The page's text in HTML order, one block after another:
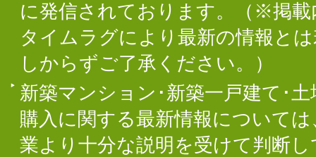
に発信されております。（※掲
タイムラグにより最新の情報と
しからずご了承ください。）
新築マンション･新築一戸建て･
購入に関する最新情報について
業より十分な説明を受けて判断